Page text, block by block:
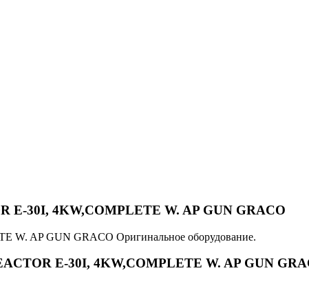
E-30I, 4KW,COMPLETE W. AP GUN GRACO
W. AP GUN GRACO Оригинальное оборудование.
E-30I, 4KW,COMPLETE W. AP GUN